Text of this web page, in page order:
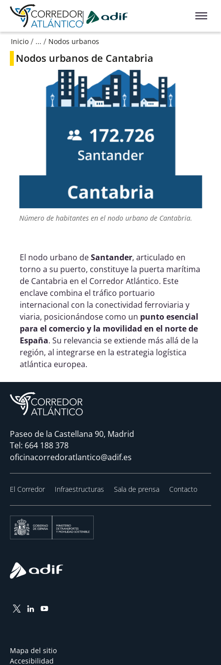
Ir a contenido principal
Inicio / ... / Nodos urbanos
Nodos urbanos de Cantabria
Número de habitantes en el nodo urbano de Cantabria.​
El nodo urbano deSantander, articulado en
torno a su puerto, constituye la puerta marítima
de Cantabria en el Corredor Atlántico. Este
enclave combina el tráfico portuario
internacional con la conectividad ferroviaria y
viaria, posicionándose como un punto esencial
para el comercio y la movilidad en el norte de
España. Su relevancia se extiende más allá de la
región, al integrarse en la estrategia logística
atlántica europea.
Paseo de la Castellana 90, Madrid
Tel: 664 188 378
oficinacorredoratlantico@adif.es
El Corredor Infraestructuras Sala de prensa Contacto
Mapa del sitio
Accesibilidad